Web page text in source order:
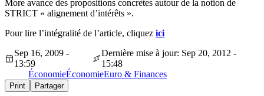
More avance des propositions concrètes autour de la notion de
STRICT « alignement d’intérêts ».
Pour lire l’intégralité de l’article, cliquez ici
Sep 16, 2009 -
13:59
Dernière mise à jour: Sep 20, 2012 -
15:48
ÉconomieÉconomieEuro & Finances
Print Partager